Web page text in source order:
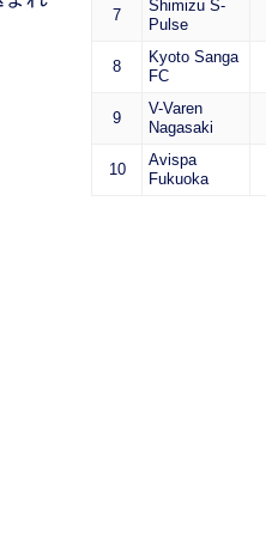
7
Shimizu S-
Pulse
8
Kyoto Sanga
FC
9
V-Varen
Nagasaki
10
Avispa
Fukuoka